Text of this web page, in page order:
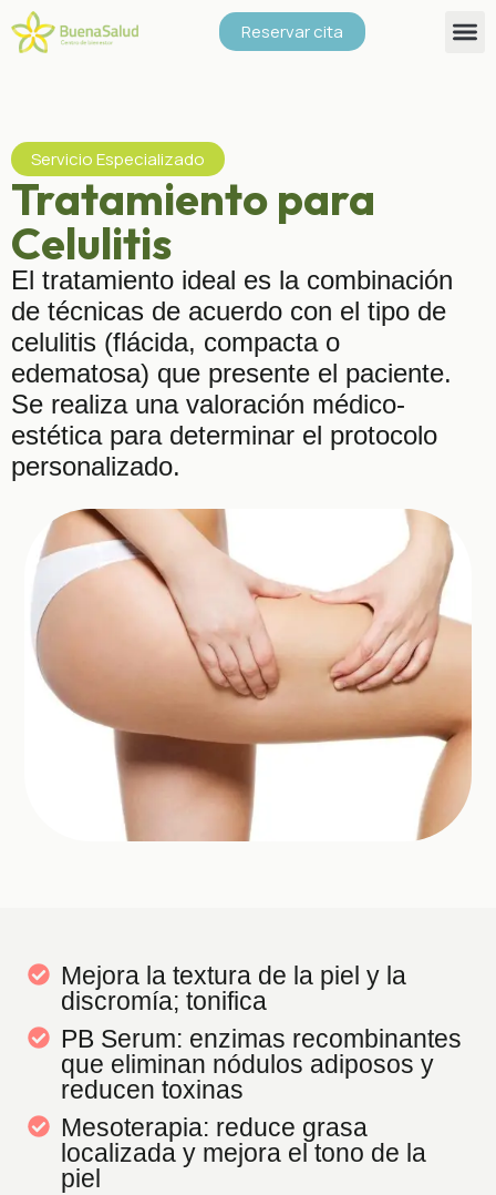
Reservar cita
Servicio Especializado
Tratamiento para
Celulitis
El tratamiento ideal es la combinación
de técnicas de acuerdo con el tipo de
celulitis (flácida, compacta o
edematosa) que presente el paciente.
Se realiza una valoración médico-
estética para determinar el protocolo
personalizado.
Mejora la textura de la piel y la
discromía; tonifica
PB Serum: enzimas recombinantes
que eliminan nódulos adiposos y
reducen toxinas
Mesoterapia: reduce grasa
localizada y mejora el tono de la
piel